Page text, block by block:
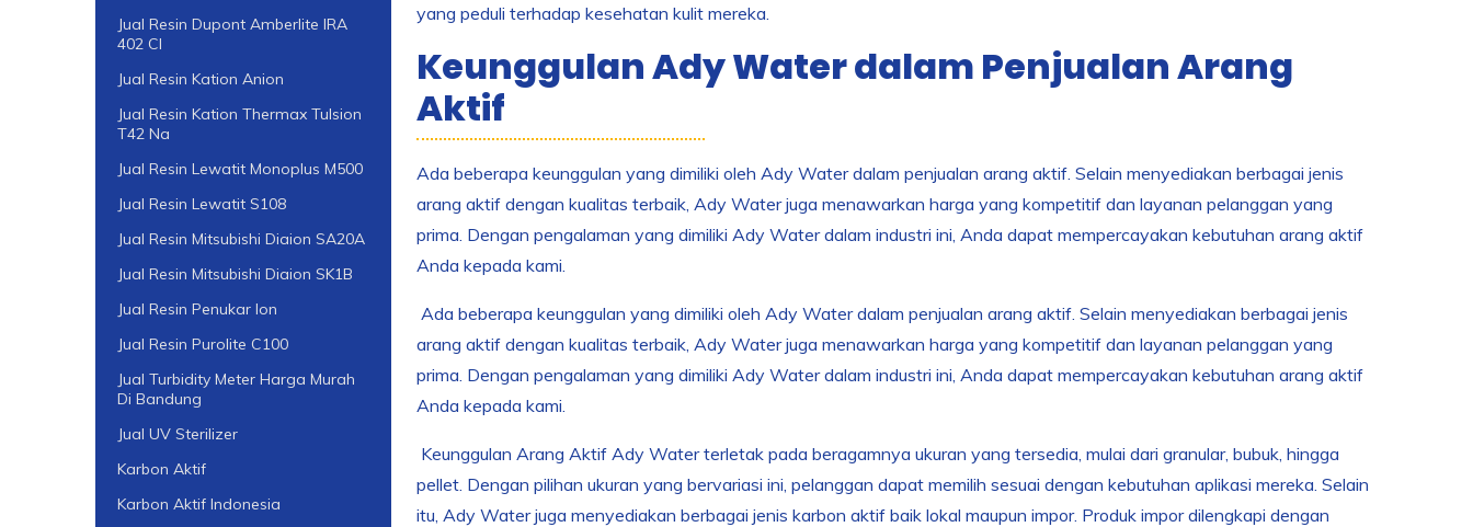
yang peduli terhadap kesehatan kulit mereka.
Keunggulan Ady Water dalam Penjualan Arang
Aktif
Ada beberapa keunggulan yang dimiliki oleh Ady Water dalam penjualan arang aktif. Selain menyediakan berbagai jenis
arang aktif dengan kualitas terbaik, Ady Water juga menawarkan harga yang kompetitif dan layanan pelanggan yang
prima. Dengan pengalaman yang dimiliki Ady Water dalam industri ini, Anda dapat mempercayakan kebutuhan arang aktif
Anda kepada kami.
Ada beberapa keunggulan yang dimiliki oleh Ady Water dalam penjualan arang aktif. Selain menyediakan berbagai jenis
arang aktif dengan kualitas terbaik, Ady Water juga menawarkan harga yang kompetitif dan layanan pelanggan yang
prima. Dengan pengalaman yang dimiliki Ady Water dalam industri ini, Anda dapat mempercayakan kebutuhan arang aktif
Anda kepada kami.
Keunggulan Arang Aktif Ady Water terletak pada beragamnya ukuran yang tersedia, mulai dari granular, bubuk, hingga
pellet. Dengan pilihan ukuran yang bervariasi ini, pelanggan dapat memilih sesuai dengan kebutuhan aplikasi mereka. Selain
itu, Ady Water juga menyediakan berbagai jenis karbon aktif baik lokal maupun impor. Produk impor dilengkapi dengan
Jual Resin Dupont Amberlite IRA
402 Cl
Jual Resin Kation Anion
Jual Resin Kation Thermax Tulsion
T42 Na
Jual Resin Lewatit Monoplus M500
Jual Resin Lewatit S108
Jual Resin Mitsubishi Diaion SA20A
Jual Resin Mitsubishi Diaion SK1B
Jual Resin Penukar Ion
Jual Resin Purolite C100
Jual Turbidity Meter Harga Murah
Di Bandung
Jual UV Sterilizer
Karbon Aktif
Karbon Aktif Indonesia